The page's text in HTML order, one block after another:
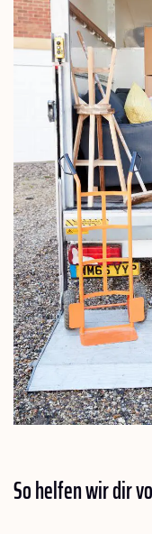
So helfen wir dir